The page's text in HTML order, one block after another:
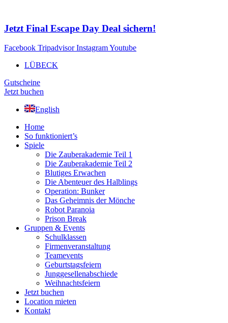
springen
Jetzt Final Escape Day Deal sichern!
Facebook Tripadvisor InstagramYoutube
LÜBECK
Gutscheine
Jetzt buchen
English
Home
So funktioniert’s
Spiele
Die Zauberakademie Teil 1
Die Zauberakademie Teil 2
Blutiges Erwachen
Die Abenteuer des Halblings
Operation: Bunker
Das Geheimnis der Mönche
Robot Paranoia
Prison Break
Gruppen & Events
Schulklassen
Firmenveranstaltung
Teamevents
Geburtstagsfeiern
Junggesellenabschiede
Weihnachtsfeiern
Jetzt buchen
Location mieten
Kontakt